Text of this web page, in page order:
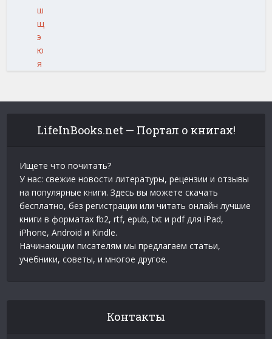
ш
щ
э
ю
я
LifeInBooks.net — Портал о книгах!
Ищете что почитать?
У нас: свежие новости литературы, рецензии и отзывы
на популярные книги. Здесь вы можете скачать
бесплатно, без регистрации или читать онлайн лучшие
книги в форматах fb2, rtf, epub, txt и pdf для iPad,
iPhone, Android и Kindle.
Начинающим писателям мы предлагаем статьи,
учебники, советы, и многое другое.
Контакты